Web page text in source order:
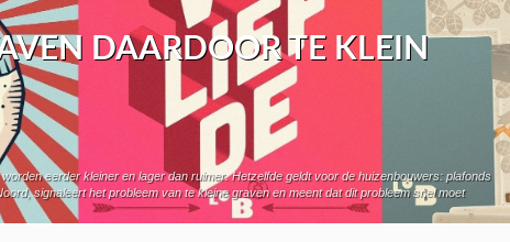
DAARDOOR TE KLEIN
eerder kleiner en lager dan ruimer. Hetzelfde geldt voor de huizenbouwers: plafonds
signaleert het probleem van te kleine graven en meent dat dit probleem snel moet